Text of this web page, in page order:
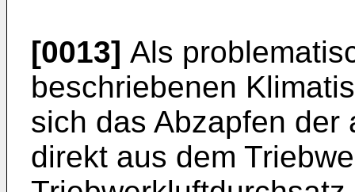
[0013] Als
beschriebenen
sich das Abzapfen
direkt aus dem